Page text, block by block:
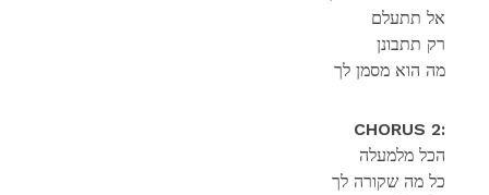
אל תתעלם
רק תתבונן
מה הוא מסמן לך
CHORUS 2:
הכל מלמעלה
כל מה שקורה לך